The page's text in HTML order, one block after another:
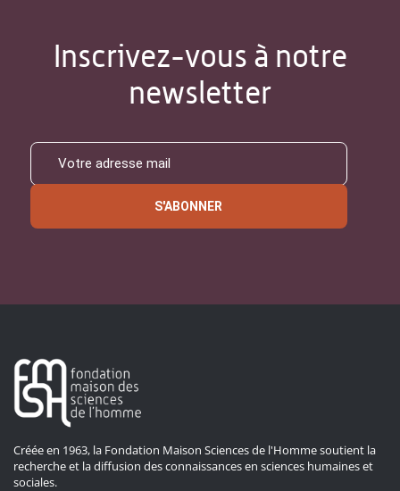
Inscrivez-vous à notre
newsletter
S'ABONNER
Créée en 1963, la Fondation Maison Sciences de l'Homme soutient la
recherche et la diffusion des connaissances en sciences humaines et
sociales.